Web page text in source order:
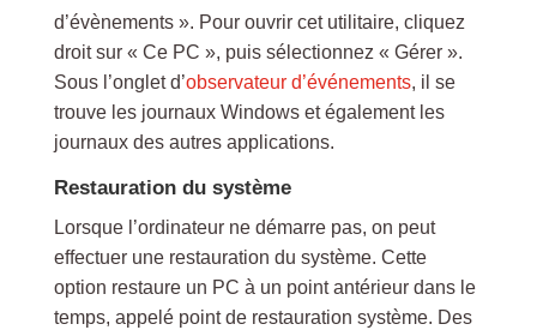
d’évènements ». Pour ouvrir cet utilitaire, cliquez
droit sur « Ce PC », puis sélectionnez « Gérer ».
Sous l’onglet d’observateur d’événements, il se
trouve les journaux Windows et également les
journaux des autres applications.
Restauration du système
Lorsque l’ordinateur ne démarre pas, on peut
effectuer une restauration du système. Cette
option restaure un PC à un point antérieur dans le
temps, appelé point de restauration système. Des